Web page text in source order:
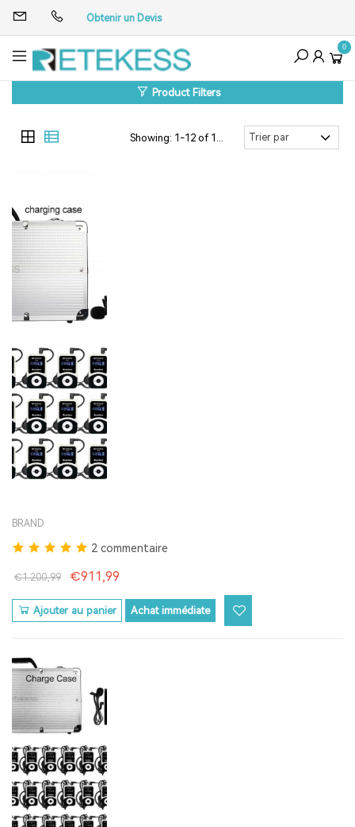
Obtenir un Devis
0
Product Filters
Showing: 1-12 of 14 Results
BRAND
2 commentaire
€1.200,99 €911,99
Ajouter au panier Achat immédiate